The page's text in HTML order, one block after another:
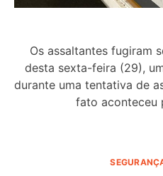
Os assaltantes fugiram
desta sexta-feira (29),
durante uma tentativa de
fato aconteceu